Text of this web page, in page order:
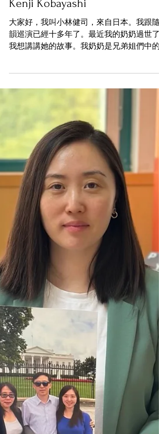
大家好，我叫小林健司，來自日本。我跟隨
韻巡演已經十多年了。最近我的奶奶過世了
大，我想正因如此，她的個性非常強。 1996
年的一天，她參加了公園裡的煉功點。當時
國有數百萬法輪功學員。但後來中國政府開
逮捕他們，媒體開始散播關於他...